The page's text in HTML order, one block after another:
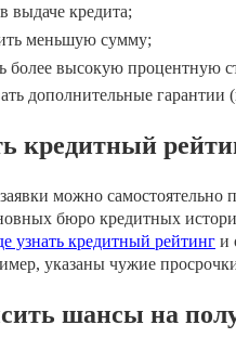
выдаче кредита;
меньшую сумму;
более высокую процентную
дополнительные гарантии
кредитный
можно
бюро кредитных
узнать кредитный рейтинг и
указаны чужие
шансы на